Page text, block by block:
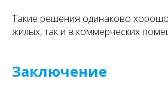
Такие решения одинаково
жилых, так и в коммерческих
Заключение